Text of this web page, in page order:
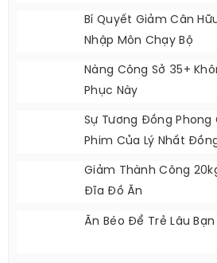
Bí Quyết Giảm Cân
Nhập Môn Chạy Bộ
Nàng Công Sở 35+
Phục Này
Sự Tương Đồng Phong
Phim Của Lý Nhất
Giảm Thành Công
Đĩa Đồ Ăn
Ăn Béo Để Trẻ Lâu